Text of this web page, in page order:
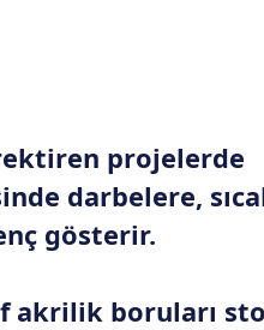
projelerde
darbelere,
gösterir.
akrilik boruları